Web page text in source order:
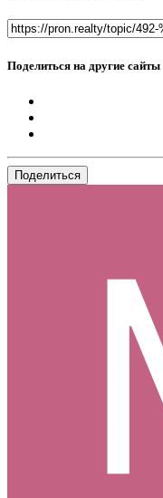
Поделиться на другие сайты
Поделиться